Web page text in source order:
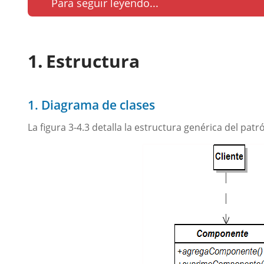
Para seguir leyendo...
Estructura
1. Diagrama de clases
La figura 3-4.3 detalla la estructura genérica del